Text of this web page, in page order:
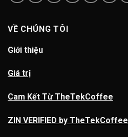
VỀ CHÚNG TÔI
Giới thiệu
Giá trị
Cam Kết Từ TheTekCoffee
ZIN VERIFIED by TheTekCoffee